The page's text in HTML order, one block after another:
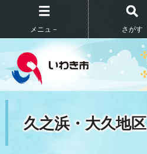
メニュ－ さがす
久之浜・大久地区